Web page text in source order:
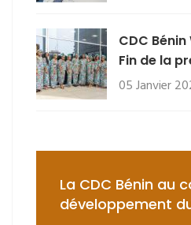
CDC
Fin de la
05 Janvier
La CDC Bénin au
développement